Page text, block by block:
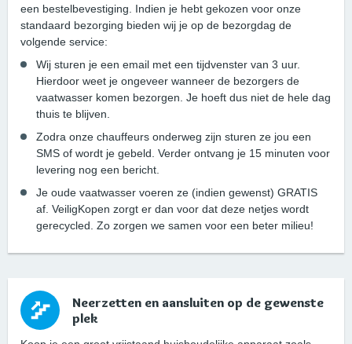
een bestelbevestiging. Indien je hebt gekozen voor onze
standaard bezorging bieden wij je op de bezorgdag de
volgende service:
Wij sturen je een email met een tijdvenster van 3 uur.
Hierdoor weet je ongeveer wanneer de bezorgers de
vaatwasser komen bezorgen. Je hoeft dus niet de hele dag
thuis te blijven.
Zodra onze chauffeurs onderweg zijn sturen ze jou een
SMS of wordt je gebeld. Verder ontvang je 15 minuten voor
levering nog een bericht.
Je oude vaatwasser voeren ze (indien gewenst) GRATIS
af. VeiligKopen zorgt er dan voor dat deze netjes wordt
gerecycled. Zo zorgen we samen voor een beter milieu!
Neerzetten en aansluiten op de gewenste
plek